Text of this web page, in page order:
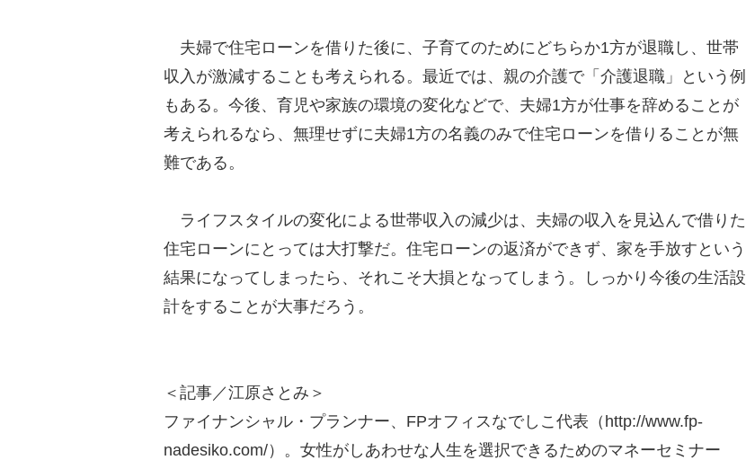
夫婦で住宅ローンを借りた後に、子育てのためにどちらか1方が退職し、世帯
収入が激減することも考えられる。最近では、親の介護で「介護退職」という例
もある。今後、育児や家族の環境の変化などで、夫婦1方が仕事を辞めることが
考えられるなら、無理せずに夫婦1方の名義のみで住宅ローンを借りることが無
難である。
ライフスタイルの変化による世帯収入の減少は、夫婦の収入を見込んで借りた
住宅ローンにとっては大打撃だ。住宅ローンの返済ができず、家を手放すという
結果になってしまったら、それこそ大損となってしまう。しっかり今後の生活設
計をすることが大事だろう。
＜記事／江原さとみ＞
ファイナンシャル・プランナー、FPオフィスなでしこ代表（http://www.fp-
nadesiko.com/）。女性がしあわせな人生を選択できるためのマネーセミナー